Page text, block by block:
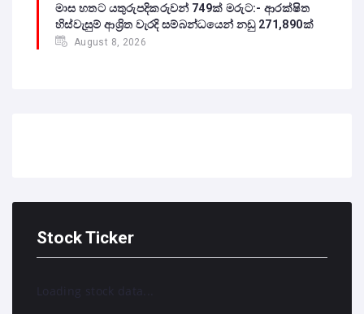
මාස හතට යතුරුපදිකරුවන් 749ක් මරුට:- ආරක්ෂිත
හිස්වැසුම් ආශ්‍රිත වැරදි සම්බන්ධයෙන් නඩු 271,890ක්
August 8, 2026
Stock Ticker
Loading stock data...